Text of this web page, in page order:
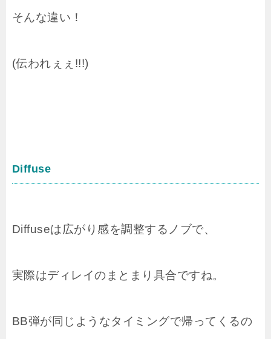
そんな違い！
(伝われぇぇ!!!)
Diffuse
Diffuseは広がり感を調整するノブで、
実際はディレイのまとまり具合ですね。
BB弾が同じようなタイミングで帰ってくるの